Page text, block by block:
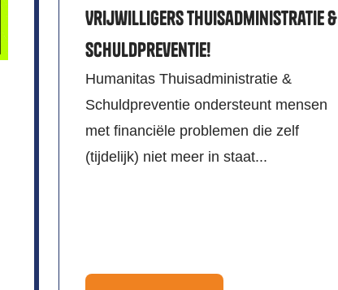
Vrijwilligers Thuisadministratie &
Schuldpreventie!
Humanitas Thuisadministratie &
Schuldpreventie ondersteunt mensen
met financiële problemen die zelf
(tijdelijk) niet meer in staat...